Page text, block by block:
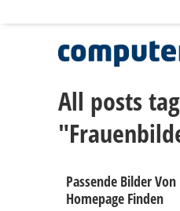
All posts
Passende Bilder
Homepage Finden